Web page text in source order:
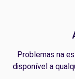
Problemas na
disponível a